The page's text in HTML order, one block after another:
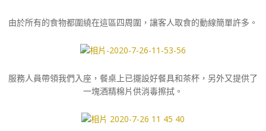
由於所有的食物都圍繞在這區四周圍，讓客人取食的動線簡單許多。
服務人員帶領我們入座，餐桌上已擺設好餐具和茶杯，另外又提供了
一塊酒精棉片供消毒擦拭。